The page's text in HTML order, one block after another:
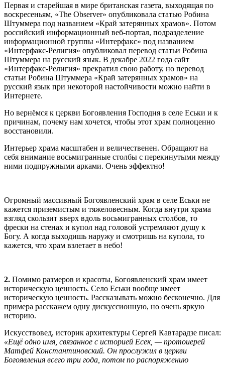
Первая и старейшая в мире британская газета, выходящая по
воскресеньям, «The Observer» опубликовала статью Робина
Штуммера под названием «Край затерянных храмов». Потом
российский информационный веб-портал, подразделение
информационной группы «Интерфакс» под названием
«Интерфакс-Религия» опубликовал перевод статьи Робина
Штуммера на русский язык. В декабре 2022 года сайт
«Интерфакс-Религия» прекратил свою работу, но перевод
статьи Робина Штуммера «Край затерянных храмов» на
русский язык при некоторой настойчивости можно найти в
Интернете.
Но вернёмся к церкви Богоявления Господня в селе Еськи и к
причинам, почему нам хочется, чтобы этот храм полноценно
восстановили.
Интерьер храма масштабен и величественен. Обращают на
себя внимание восьмигранные столбы с перекинутыми между
ними подпружными арками. Очень эффектно!
Огромный массивный Богоявленский храм в селе Еськи не
кажется приземистым и тяжеловесным. Когда внутри храма
взгляд скользит вверх вдоль восьмигранных столбов, то
фрески на стенах и купол над головой устремляют душу к
Богу. А когда выходишь наружу и смотришь на купола, то
кажется, что храм взлетает в небо!
2. Помимо размеров и красоты, Богоявленский храм имеет
историческую ценность. Село Еськи вообще имеет
историческую ценность. Рассказывать можно бесконечно. Для
примера расскажем одну дискуссионную, но очень яркую
историю.
Искусствовед, историк архитектуры Сергей Кавтарадзе писал:
«Ещё одно имя, связанное с историей Есек, — протоиерей
Матфей Константиновский. Он прослужил в церкви
Богоявления всего три года, потом по распоряжению